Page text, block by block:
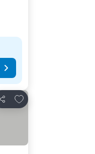
Paylaş
Favorilerime ekle